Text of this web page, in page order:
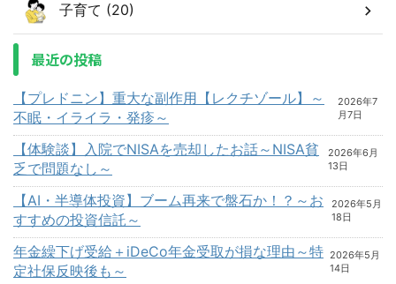
子育て (20)
最近の投稿
【プレドニン】重大な副作用【レクチゾール】～
不眠・イライラ・発疹～
2026年7
月7日
【体験談】入院でNISAを売却したお話～NISA貧
乏で問題なし～
2026年6月
13日
【AI・半導体投資】ブーム再来で盤石か！？～お
すすめの投資信託～
2026年5月
18日
年金繰下げ受給＋iDeCo年金受取が損な理由～特
定社保反映後も～
2026年5月
14日